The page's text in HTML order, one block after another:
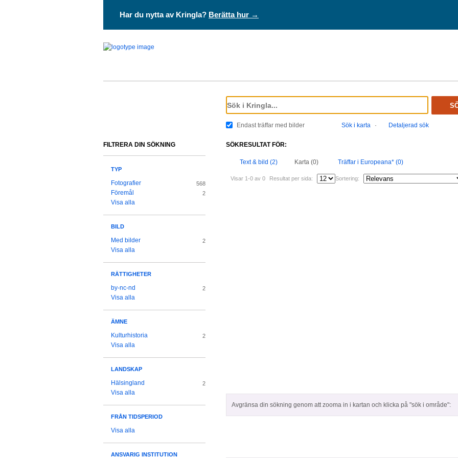
Har du nytta av Kringla? Berätta hur →
Endast träffar med bilder Sök i karta · Detaljerad sök
SÖKRESULTAT FÖR:
Text & bild (2) Karta (0) Träffar i Europeana* (0)
Visar 1-0 av 0 Resultat per sida: Sortering:
Avgränsa din sökning genom att zooma in i kartan och klicka på "sök i område":
FILTRERA DIN SÖKNING
TYP
Fotografier 568
Föremål 2
Visa alla
BILD
Med bilder 2
Visa alla
RÄTTIGHETER
by-nc-nd 2
Visa alla
ÄMNE
Kulturhistoria 2
Visa alla
LANDSKAP
Hälsingland 2
Visa alla
FRÅN TIDSPERIOD
Visa alla
ANSVARIG INSTITUTION